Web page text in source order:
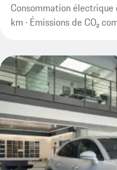
Consommation
km · Émissions de CO₂